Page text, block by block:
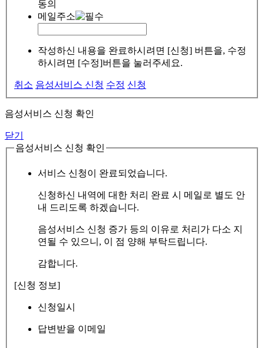
동의
메일주소
작성하신 내용을 완료하시려면 [신청] 버튼을, 수정
하시려면 [수정]버튼을 눌러주세요.
취소 음성서비스 신청 수정 신청
음성서비스 신청 확인
닫기
음성서비스 신청 확인
서비스 신청이 완료되었습니다.
신청하신 내역에 대한 처리 완료 시 메일로 별도 안
내 드리도록 하겠습니다.
음성서비스 신청 증가 등의 이유로 처리가 다소 지
연될 수 있으니, 이 점 양해 부탁드립니다.
감합니다.
[신청 정보]
신청일시
답변받을 이메일